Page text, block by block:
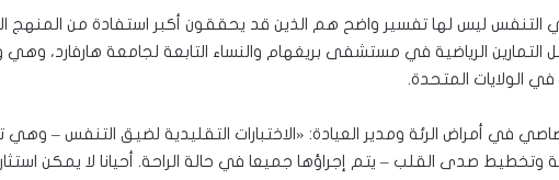
التنفس ليس لها تفسير واضح هم الذين قد يحققون أكبر استفادة من المنهج
الرياضية في مستشفى بريغهام والنساء التابعة لجامعة هارفارد،
في الولايات المتحدة.
في أمراض الرئة ومدير العيادة: «الاختبارات التقليدية لضيق التنفس – وهي
وتخطيط صدى القلب – يتم إجراؤها جميعا في حالة الراحة. أحيانا لا يمكن